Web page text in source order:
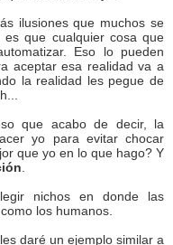
ilusiones que muchos se
que cualquier cosa que
Eso lo pueden
aceptar esa realidad va a
la realidad les pegue de
que acabo de decir, la
yo para evitar chocar
que yo en lo que hago? Y
nichos en donde las
los humanos.
daré un ejemplo similar a